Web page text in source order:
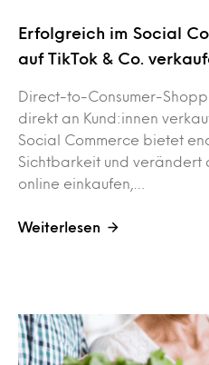
Erfolgreich im Social
auf TikTok & Co.
Direct-to-Consumer-
direkt an Kund:innen
Social Commerce bietet
Sichtbarkeit und verändert
online einkaufen,…
Weiterlesen